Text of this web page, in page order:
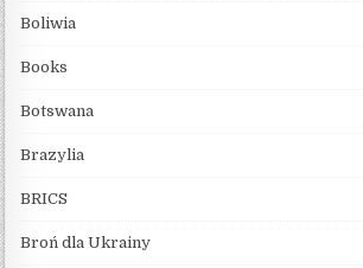
Boliwia
Books
Botswana
Brazylia
BRICS
Broń dla Ukrainy